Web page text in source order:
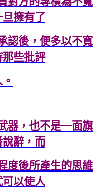
擁有了
認後，便多以不寬
些批評
器，也不是一面旗
辭，而
度後所產生的思維
以使人